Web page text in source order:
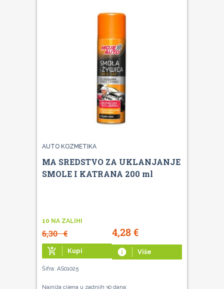
AUTO KOZMETIKA
MA SREDSTVO ZA UKLANJANJE
SMOLE I KATRANA 200 ml
10 NA ZALIHI
6,30€ 4,28€
add_shopping_cart Kupi info Više
Šifra: AS01025
Najniža cijena u zadnjih 30 dana: